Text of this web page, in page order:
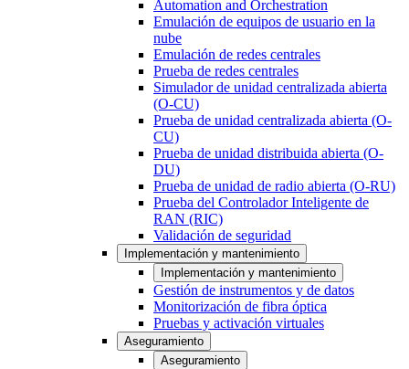
Automation and Orchestration
Emulación de equipos de usuario en la
nube
Emulación de redes centrales
Prueba de redes centrales
Simulador de unidad centralizada abierta
(O-CU)
Prueba de unidad centralizada abierta (O-
CU)
Prueba de unidad distribuida abierta (O-
DU)
Prueba de unidad de radio abierta (O-RU)
Prueba del Controlador Inteligente de
RAN (RIC)
Validación de seguridad
Implementación y mantenimiento
Implementación y mantenimiento
Gestión de instrumentos y de datos
Monitorización de fibra óptica
Pruebas y activación virtuales
Aseguramiento
Aseguramiento